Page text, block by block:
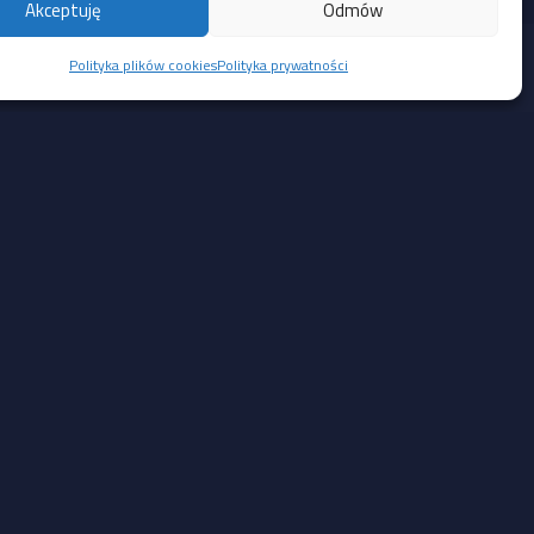
Akceptuję Odmów
Polityka plików cookiesPolityka prywatności